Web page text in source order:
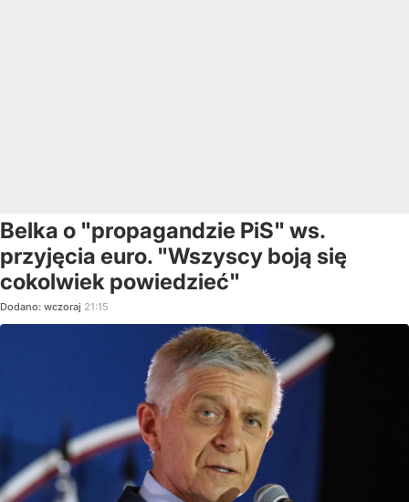
Belka o "propagandzie PiS" ws.
przyjęcia euro. "Wszyscy boją się
cokolwiek powiedzieć"
Dodano: wczoraj 21:15